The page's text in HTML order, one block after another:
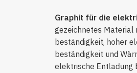
Graphit für die
gezeichnetes Material
beständigkeit, hoher
beständigkeit und
elektrische Entladung